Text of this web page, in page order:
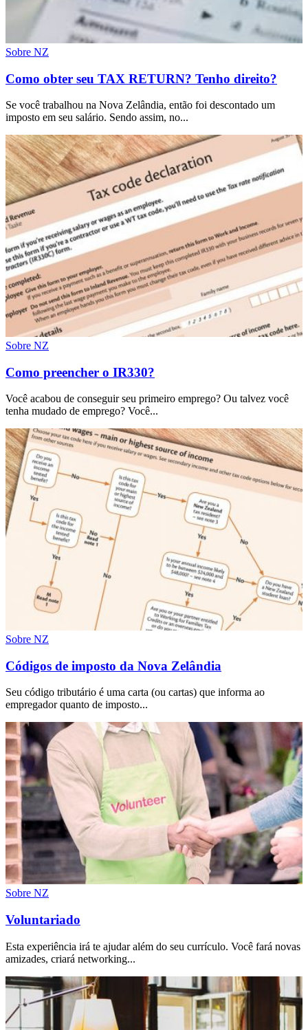
Sobre NZ
Como obter seu TAX RETURN? Tenho direito?
Se você trabalhou na Nova Zelândia, então foi descontado um
imposto em seu salário. Sendo assim, no...
Sobre NZ
Como preencher o IR330?
Você acabou de conseguir seu primeiro emprego? Ou talvez você
tenha mudado de emprego? Você...
Sobre NZ
Códigos de imposto da Nova Zelândia
Seu código tributário é uma carta (ou cartas) que informa ao
empregador quanto de imposto...
Sobre NZ
Voluntariado
Esta experiência irá te ajudar além do seu currículo. Você fará novas
amizades, criará networking...